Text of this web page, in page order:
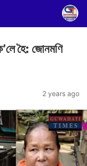
হৈ: জোনমণি
2 years ago